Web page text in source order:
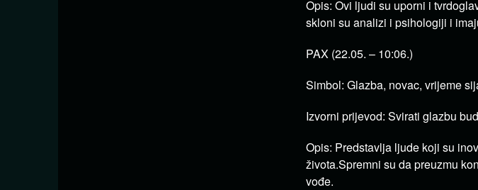
Opis: Ovi ljudi su uporni i
skloni su analizi i psihologiji i
PAX (22.05. – 10:06.)
Simbol: Glazba, novac, vrijeme
Izvorni prijevod: Svirati glazbu
Opis: Predstavlja ljude koji su
života.Spremni su da preuzmu
vođe.